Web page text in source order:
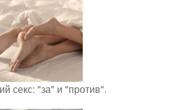
секс: "за" и "против".